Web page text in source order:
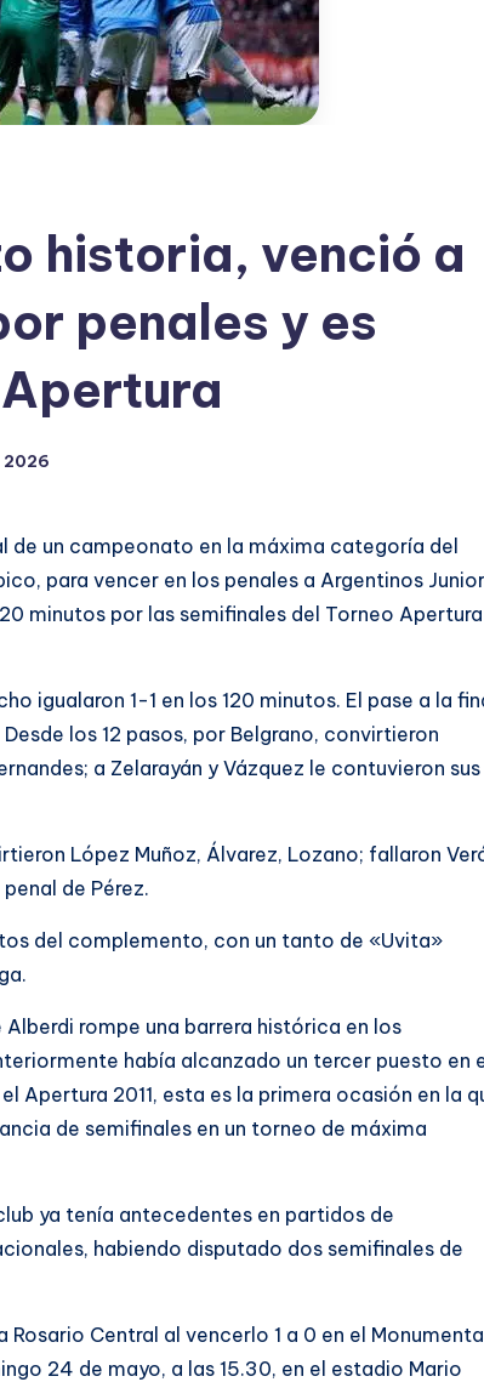
o
P
y
historia, venció a
penales y es
2026
de un campeonato en la máxima categoría del
para vencer en los penales a Argentinos
minutos por las semifinales del Torneo Apertura
igualaron 1-1 en los 120 minutos. El pase a la
los 12 pasos, por Belgrano, convirtieron
a Zelarayán y Vázquez le contuvieron sus
López Muñoz, Álvarez, Lozano; fallaron
de Pérez.
del complemento, con un tanto de «Uvita»
rompe una barrera histórica en los
había alcanzado un tercer puesto en
Apertura 2011, esta es la primera ocasión en la
de semifinales en un torneo de máxima
ya tenía antecedentes en partidos de
habiendo disputado dos semifinales de
Rosario Central al vencerlo 1 a 0 en el
24 de mayo, a las 15.30, en el estadio Mario